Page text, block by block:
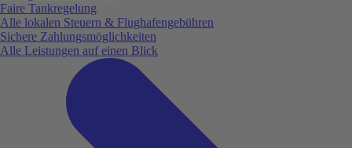
Faire Tankregelung
Alle lokalen Steuern & Flughafengebühren
Sichere Zahlungsmöglichkeiten
Alle Leistungen auf einen Blick